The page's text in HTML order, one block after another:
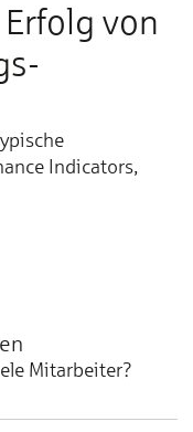
von
Indicators,
Mitarbeiter?